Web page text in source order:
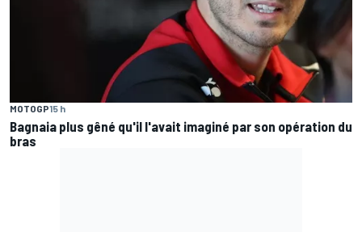
MOTOGP15 h
Bagnaia plus gêné qu'il l'avait imaginé par son opération du
bras